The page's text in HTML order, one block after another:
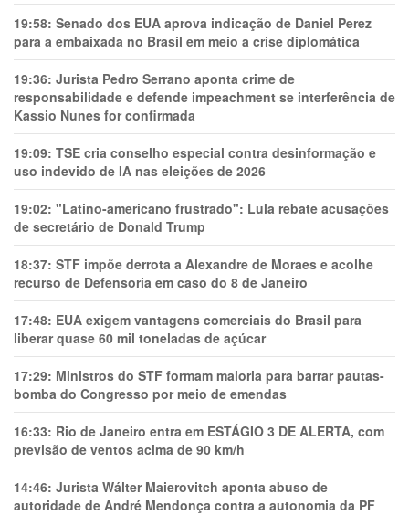
19:58: Senado dos EUA aprova indicação de Daniel Perez
para a embaixada no Brasil em meio a crise diplomática
19:36: Jurista Pedro Serrano aponta crime de
responsabilidade e defende impeachment se interferência de
Kassio Nunes for confirmada
19:09: TSE cria conselho especial contra desinformação e
uso indevido de IA nas eleições de 2026
19:02: "Latino-americano frustrado": Lula rebate acusações
de secretário de Donald Trump
18:37: STF impõe derrota a Alexandre de Moraes e acolhe
recurso de Defensoria em caso do 8 de Janeiro
17:48: EUA exigem vantagens comerciais do Brasil para
liberar quase 60 mil toneladas de açúcar
17:29: Ministros do STF formam maioria para barrar pautas-
bomba do Congresso por meio de emendas
16:33: Rio de Janeiro entra em ESTÁGIO 3 DE ALERTA, com
previsão de ventos acima de 90 km/h
14:46: Jurista Wálter Maierovitch aponta abuso de
autoridade de André Mendonça contra a autonomia da PF